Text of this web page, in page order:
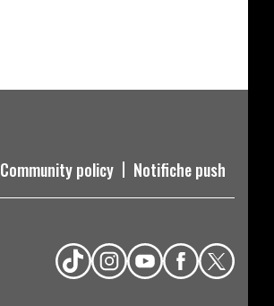
Community policy Notifiche push